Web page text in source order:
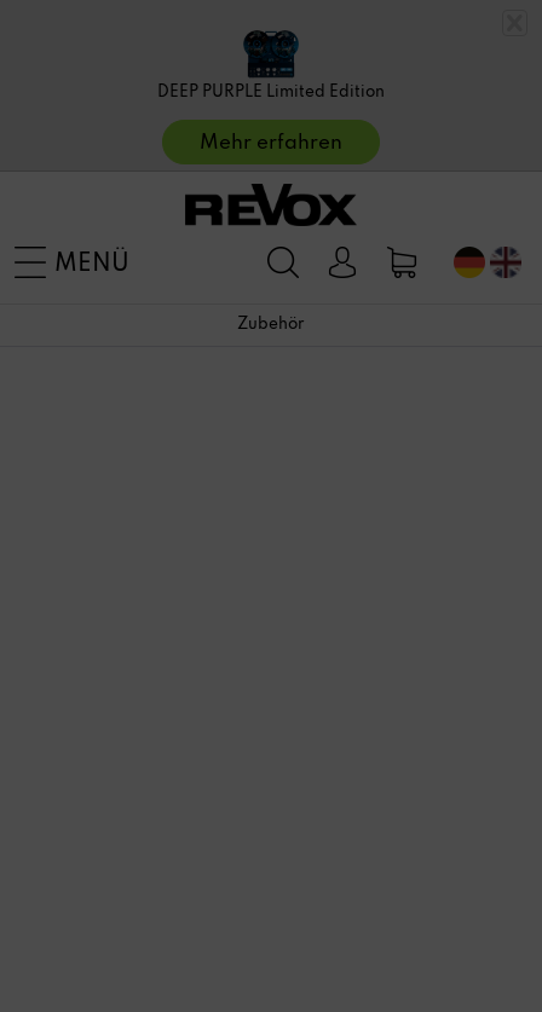
DEEP PURPLE Limited Edition
Mehr erfahren
MENÜ
Zubehör